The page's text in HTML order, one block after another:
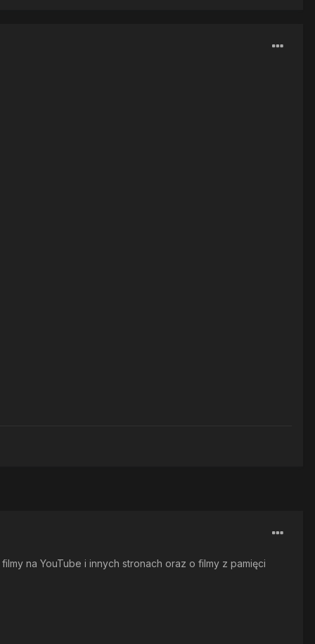
na YouTube i innych stronach oraz o filmy z pamięci